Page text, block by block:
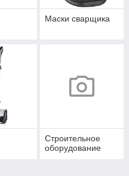
Маски сварщика
Строительное
оборудование